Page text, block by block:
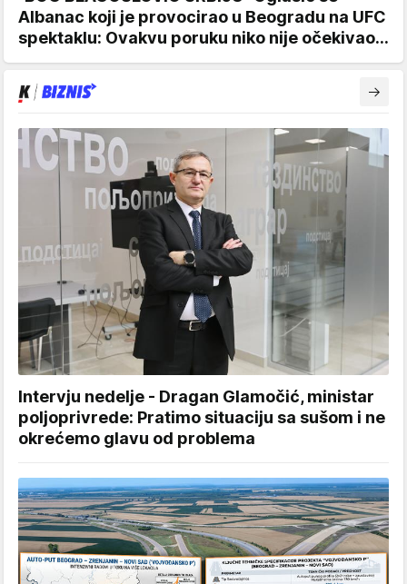
Albanac koji je provocirao u Beogradu na UFC
spektaklu: Ovakvu poruku niko nije očekivao...
Intervju nedelje - Dragan Glamočić, ministar
poljoprivrede: Pratimo situaciju sa sušom i ne
okrećemo glavu od problema